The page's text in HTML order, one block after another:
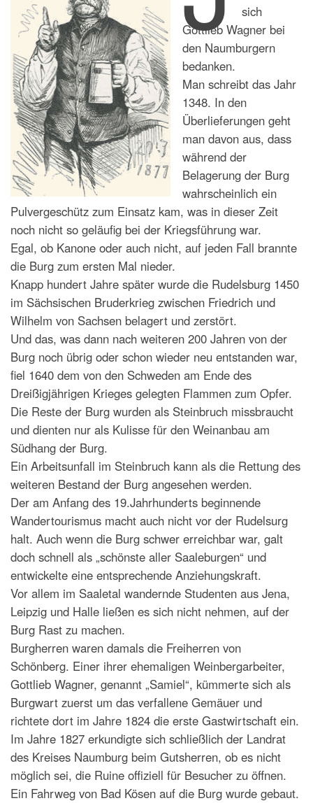
sich
Gottlieb Wagner bei
den Naumburgern
bedanken.
Man schreibt das Jahr
1348. In den
Überlieferungen geht
man davon aus, dass
während der
Belagerung der Burg
wahrscheinlich ein
Pulvergeschütz zum Einsatz kam, was in dieser Zeit
noch nicht so geläufig bei der Kriegsführung war.
Egal, ob Kanone oder auch nicht, auf jeden Fall brannte
die Burg zum ersten Mal nieder.
Knapp hundert Jahre später wurde die Rudelsburg 1450
im Sächsischen Bruderkrieg zwischen Friedrich und
Wilhelm von Sachsen belagert und zerstört.
Und das, was dann nach weiteren 200 Jahren von der
Burg noch übrig oder schon wieder neu entstanden war,
fiel 1640 dem von den Schweden am Ende des
Dreißigjährigen Krieges gelegten Flammen zum Opfer.
Die Reste der Burg wurden als Steinbruch missbraucht
und dienten nur als Kulisse für den Weinanbau am
Südhang der Burg.
Ein Arbeitsunfall im Steinbruch kann als die Rettung des
weiteren Bestand der Burg angesehen werden.
Der am Anfang des 19.Jahrhunderts beginnende
Wandertourismus macht auch nicht vor der Rudelsurg
halt. Auch wenn die Burg schwer erreichbar war, galt
doch schnell als „schönste aller Saaleburgen“ und
entwickelte eine entsprechende Anziehungskraft.
Vor allem im Saaletal wandernde Studenten aus Jena,
Leipzig und Halle ließen es sich nicht nehmen, auf der
Burg Rast zu machen.
Burgherren waren damals die Freiherren von
Schönberg. Einer ihrer ehemaligen Weinbergarbeiter,
Gottlieb Wagner, genannt „Samiel“, kümmerte sich als
Burgwart zuerst um das verfallene Gemäuer und
richtete dort im Jahre 1824 die erste Gastwirtschaft ein.
Im Jahre 1827 erkundigte sich schließlich der Landrat
des Kreises Naumburg beim Gutsherren, ob es nicht
möglich sei, die Ruine offiziell für Besucher zu öffnen.
Ein Fahrweg von Bad Kösen auf die Burg wurde gebaut.